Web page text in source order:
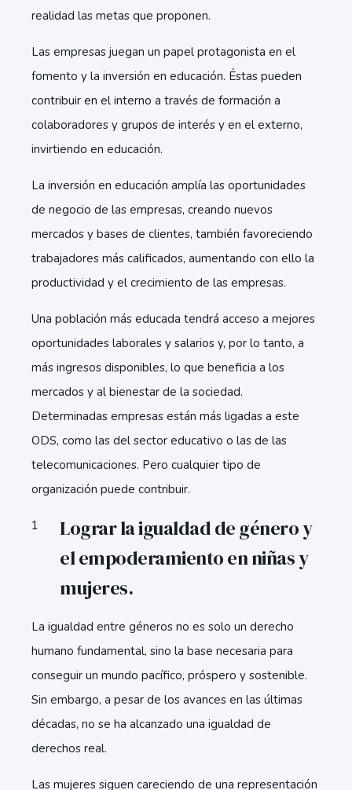
realidad las metas que proponen.
Las empresas juegan un papel protagonista en el
fomento y la inversión en educación. Éstas pueden
contribuir en el interno a través de formación a
colaboradores y grupos de interés y en el externo,
invirtiendo en educación.
La inversión en educación amplía las oportunidades
de negocio de las empresas, creando nuevos
mercados y bases de clientes, también favoreciendo
trabajadores más calificados, aumentando con ello la
productividad y el crecimiento de las empresas.
Una población más educada tendrá acceso a mejores
oportunidades laborales y salarios y, por lo tanto, a
más ingresos disponibles, lo que beneficia a los
mercados y al bienestar de la sociedad.
Determinadas empresas están más ligadas a este
ODS, como las del sector educativo o las de las
telecomunicaciones. Pero cualquier tipo de
organización puede contribuir.
Lograr la igualdad de género y
el empoderamiento en niñas y
mujeres.
La igualdad entre géneros no es solo un derecho
humano fundamental, sino la base necesaria para
conseguir un mundo pacífico, próspero y sostenible.
Sin embargo, a pesar de los avances en las últimas
décadas, no se ha alcanzado una igualdad de
derechos real.
Las mujeres siguen careciendo de una representación